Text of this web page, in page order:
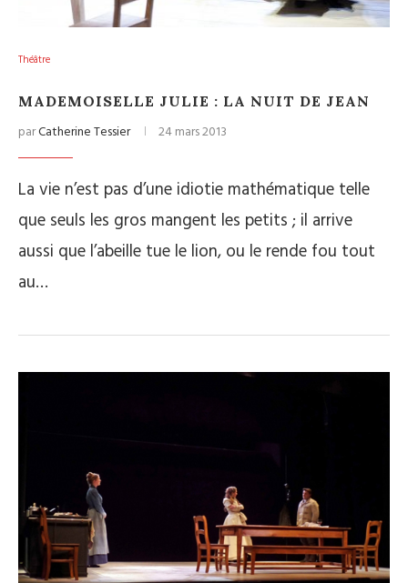
Théâtre
MADEMOISELLE JULIE : LA NUIT DE JEAN
parCatherine Tessier 24 mars 2013
La vie n’est pas d’une idiotie mathématique telle
que seuls les gros mangent les petits ; il arrive
aussi que l’abeille tue le lion, ou le rende fou tout
au…